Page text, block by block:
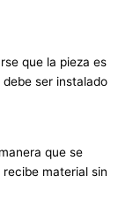
que la pieza es
ser instalado
que se
material sin